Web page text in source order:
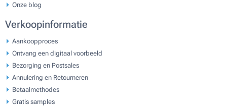
Onze blog
Verkoopinformatie
Aankoopproces
Ontvang een digitaal voorbeeld
Bezorging en Postsales
Annulering en Retourneren
Betaalmethodes
Gratis samples